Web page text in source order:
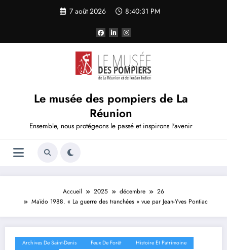
7 août 2026 8:40:34 PM
Le musée des pompiers de La
Réunion
Ensemble, nous protégeons le passé et inspirons l'avenir
Accueil 2025 décembre
26
Maïdo 1988. « La guerre des tranchées » vue par Jean-Yves Pontiac
Archives De Saint-Denis Feux De Forêt
Histoire Et Patrimoine